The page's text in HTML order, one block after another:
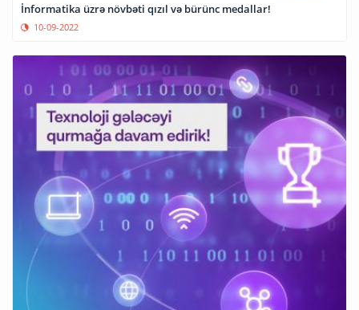
İnformatika üzrə növbəti qızıl və bürünc medallar!
10-09-2022